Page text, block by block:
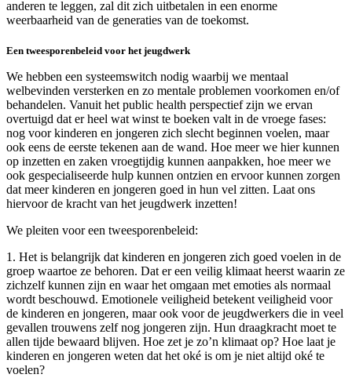
anderen te leggen, zal dit zich uitbetalen in een enorme
weerbaarheid van de generaties van de toekomst.
Een tweesporenbeleid voor het jeugdwerk
We hebben een systeemswitch nodig waarbij we mentaal
welbevinden versterken en zo mentale problemen voorkomen en/of
behandelen. Vanuit het public health perspectief zijn we ervan
overtuigd dat er heel wat winst te boeken valt in de vroege fases:
nog voor kinderen en jongeren zich slecht beginnen voelen, maar
ook eens de eerste tekenen aan de wand. Hoe meer we hier kunnen
op inzetten en zaken vroegtijdig kunnen aanpakken, hoe meer we
ook gespecialiseerde hulp kunnen ontzien en ervoor kunnen zorgen
dat meer kinderen en jongeren goed in hun vel zitten. Laat ons
hiervoor de kracht van het jeugdwerk inzetten!
We pleiten voor een tweesporenbeleid:
1. Het is belangrijk dat kinderen en jongeren zich goed voelen in de
groep waartoe ze behoren. Dat er een veilig klimaat heerst waarin ze
zichzelf kunnen zijn en waar het omgaan met emoties als normaal
wordt beschouwd. Emotionele veiligheid betekent veiligheid voor
de kinderen en jongeren, maar ook voor de jeugdwerkers die in veel
gevallen trouwens zelf nog jongeren zijn. Hun draagkracht moet te
allen tijde bewaard blijven. Hoe zet je zo’n klimaat op? Hoe laat je
kinderen en jongeren weten dat het oké is om je niet altijd oké te
voelen?